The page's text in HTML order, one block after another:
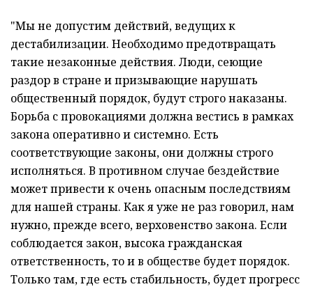
"Мы не допустим действий, ведущих к
дестабилизации. Необходимо предотвращать
такие незаконные действия. Люди, сеющие
раздор в стране и призывающие нарушать
общественный порядок, будут строго наказаны.
Борьба с провокациями должна вестись в рамках
закона оперативно и системно. Есть
соответствующие законы, они должны строго
исполняться. В противном случае бездействие
может привести к очень опасным последствиям
для нашей страны. Как я уже не раз говорил, нам
нужно, прежде всего, верховенство закона. Если
соблюдается закон, высока гражданская
ответственность, то и в обществе будет порядок.
Только там, где есть стабильность, будет прогресс